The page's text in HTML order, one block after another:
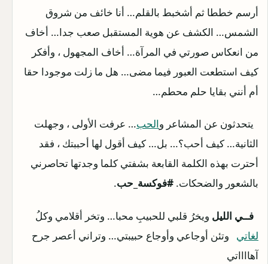
أرسم خططا ثم أشخبط بالقلم… أنا خائف من شروق
الشمس… الكشف عن هوية المستقبل صعب جدا… أخاف
من انعكاس صورتي في المرآة… أخاف المجهول ، وأفكر
كيف استطعت العبور فيما مضى… هل ما زلت موجودا حقا
أم أنني بقايا حلم محطم…
يتحدثون عن المشاعر والحب… عرفت الأولى ، وجهلت
الثانية… كيف أحب؟… بل… كيف أقول لها أحببتك ، فقد
أحترت بهذه الكلمة القابعة بشفتي كلما وجدتها تحاصرني
بالشعور والضحكات. #فوكسة_حب.
فــﻲ الليل ويخرُ قلبي للحبيبِ محبا… وتخر أقلامي وكلُ
لغاتي وتئن أوجاعي وأوجاع حبيبتي… وتراني أعصر جرح
آهااااتي